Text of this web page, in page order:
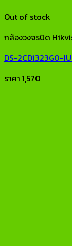
Out of stock
กล้องวงจรปิด
DS-2CD1323G0-
ราคา 1,570